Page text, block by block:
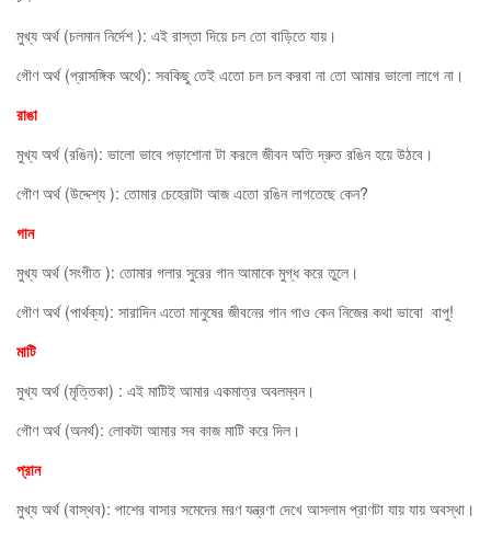
মুখ্য অর্থ (চলমান নির্দেশ ): এই রাস্তা দিয়ে চল তো বাড়িতে যায়।
গৌণ অর্থ (প্রাসঙ্গিক অর্থে): সবকিছু তেই এতো চল চল করবা না তো আমার ভালো লাগে না।
রাঙা
মুখ্য অর্থ (রঙিন): ভালো ভাবে পড়াশোনা টা করলে জীবন অতি দ্রুত রঙিন হয়ে উঠবে।
গৌণ অর্থ (উদ্দেশ্য ): তোমার চেহেরাটা আজ এতো রঙিন লাগতেছে কেন?
গান
মুখ্য অর্থ (সংগীত ): তোমার গলার সুরের গান আমাকে মুগ্ধ করে তুলে।
গৌণ অর্থ (পার্থক্য): সারাদিন এতো মানুষের জীবনের গান গাও কেন নিজের কথা ভাবো বাপু!
মাটি
মুখ্য অর্থ (মৃত্তিকা) : এই মাটিই আমার একমাত্র অবলম্বন।
গৌণ অর্থ (অনর্থ): লোকটা আমার সব কাজ মাটি করে দিল।
প্রান
মুখ্য অর্থ (বাস্থব): পাশের বাসার সমেদের মরণ যন্ত্রণা দেখে আসলাম প্রাণটা যায় যায় অবস্থা।